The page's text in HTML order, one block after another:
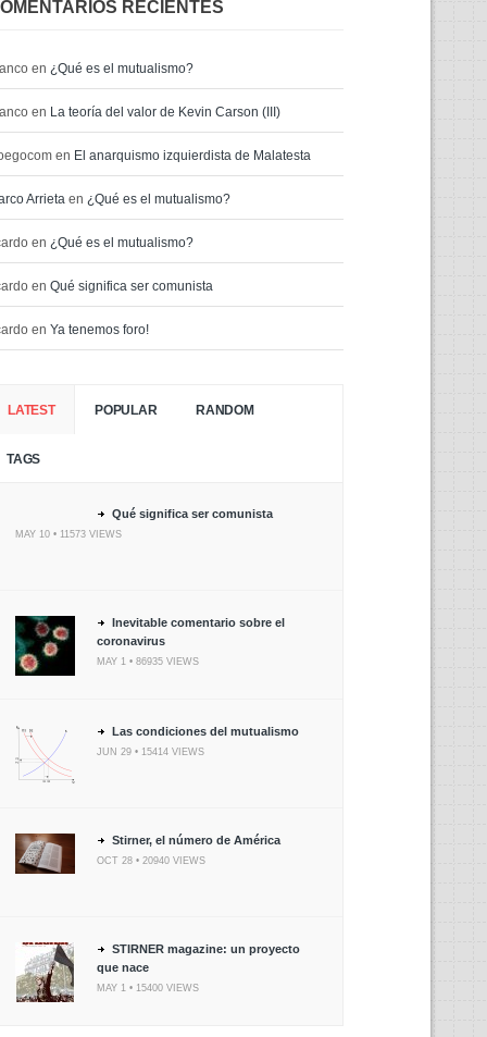
RECIENTES
en¿Qué es el mutualismo?
en La teoría del valor de Kevin Carson (III)
en El anarquismo izquierdista de Malatesta
Arrieta en¿Qué es el mutualismo?
en¿Qué es el mutualismo?
enQué significa ser comunista
enYa tenemos foro!
LATEST POPULAR RANDOM
TAGS
Qué significa ser comunista
MAY 10 • 11573 VIEWS
Inevitable comentario sobre el
coronavirus
MAY 1 • 86935 VIEWS
Las condiciones del mutualismo
JUN 29 • 15414 VIEWS
Stirner, el número de América
OCT 28 • 20940 VIEWS
STIRNER magazine: un proyecto
que nace
MAY 1 • 15400 VIEWS